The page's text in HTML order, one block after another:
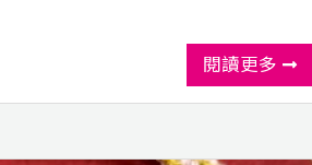
閱讀更多